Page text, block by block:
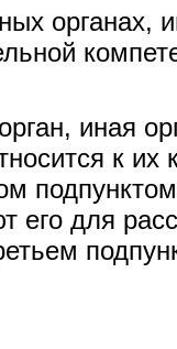
иная
к
его для